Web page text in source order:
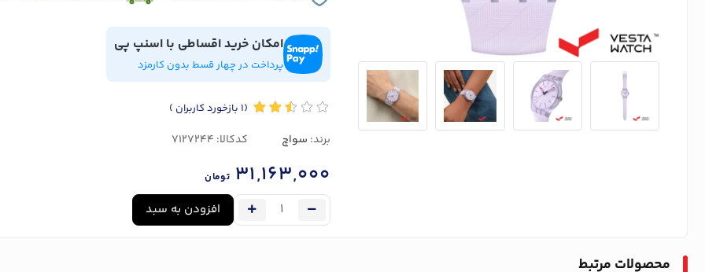
امکان خرید اقساطی با اسنپ پی
پرداخت در چهار قسط بدون کارمزد
(1 بازخورد کاربران )
برند: سواچ کدکالا:
31,163,000 تومان
افزودن به سبد
محصولات مرتبط